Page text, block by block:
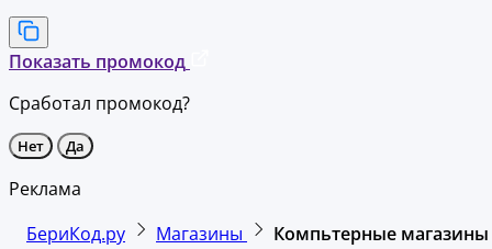
Показать промокод
Сработал промокод?
Нет Да
Реклама
БериКод.ру
Магазины
Компьтерные магазины